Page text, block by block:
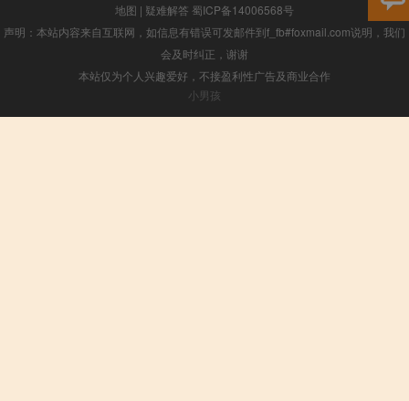
地图 | 疑难解答 蜀ICP备14006568号
声明：本站内容来自互联网，如信息有错误可发邮件到f_fb#foxmail.com说明，我们
会及时纠正，谢谢
本站仅为个人兴趣爱好，不接盈利性广告及商业合作
小男孩